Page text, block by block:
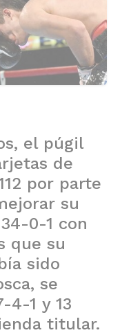
el púgil
de
112 por parte
su
0-1 con
que su
sido
se
4-1 y 13
titular.